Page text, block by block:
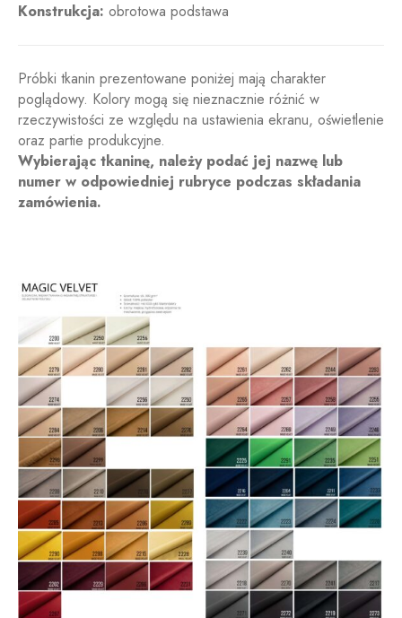
Konstrukcja: obrotowa podstawa
Próbki tkanin prezentowane poniżej mają charakter
poglądowy. Kolory mogą się nieznacznie różnić w
rzeczywistości ze względu na ustawienia ekranu, oświetlenie
oraz partie produkcyjne.
Wybierając tkaninę, należy podać jej nazwę lub
numer w odpowiedniej rubryce podczas składania
zamówienia.